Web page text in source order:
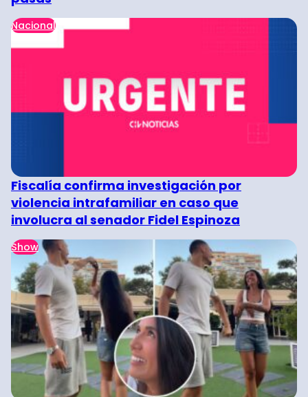
Nacional
Fiscalía confirma investigación por
violencia intrafamiliar en caso que
involucra al senador Fidel Espinoza
Show